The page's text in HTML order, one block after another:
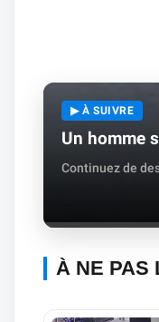
▶ À SUIVRE
Un homme
Continuez de
À NE PAS